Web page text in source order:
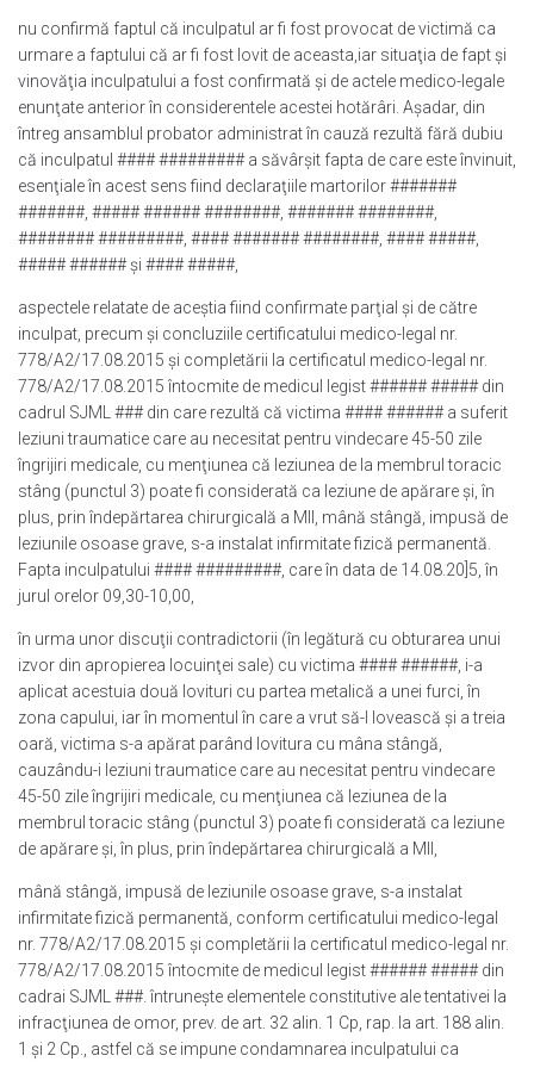
nu confirmă faptul că inculpatul ar fi fost provocat de victimă ca
urmare a faptului că ar fi fost lovit de aceasta,iar situaţia de fapt şi
vinovăţia inculpatului a fost confirmată şi de actele medico-legale
enunţate anterior în considerentele acestei hotărâri. Aşadar, din
întreg ansamblul probator administrat în cauză rezultă fără dubiu
că inculpatul #### ######### a săvârşit fapta de care este învinuit,
esenţiale în acest sens fiind declaraţiile martorilor #######
#######, ##### ###### ########, ####### ########,
######## #########, #### ####### ########, #### #####,
##### ###### şi #### #####,
aspectele relatate de aceştia fiind confirmate parţial şi de către
inculpat, precum şi concluziile certificatului medico-legal nr.
778/A2/17.08.2015 şi completării la certificatul medico-legal nr.
778/A2/17.08.2015 întocmite de medicul legist ###### ##### din
cadrul SJML ### din care rezultă că victima #### ###### a suferit
leziuni traumatice care au necesitat pentru vindecare 45-50 zile
îngrijiri medicale, cu menţiunea că leziunea de la membrul toracic
stâng (punctul 3) poate fi considerată ca leziune de apărare şi, în
plus, prin îndepărtarea chirurgicală a MII, mână stângă, impusă de
leziunile osoase grave, s-a instalat infirmitate fizică permanentă.
Fapta inculpatului #### #########, care în data de 14.08.20]5, în
jurul orelor 09,30-10,00,
în urma unor discuţii contradictorii (în legătură cu obturarea unui
izvor din apropierea locuinţei sale) cu victima #### ######, i-a
aplicat acestuia două lovituri cu partea metalică a unei furci, în
zona capului, iar în momentul în care a vrut să-l lovească şi a treia
oară, victima s-a apărat parând lovitura cu mâna stângă,
cauzându-i leziuni traumatice care au necesitat pentru vindecare
45-50 zile îngrijiri medicale, cu menţiunea că leziunea de la
membrul toracic stâng (punctul 3) poate fi considerată ca leziune
de apărare şi, în plus, prin îndepărtarea chirurgicală a MII,
mână stângă, impusă de leziunile osoase grave, s-a instalat
infirmitate fizică permanentă, conform certificatului medico-legal
nr. 778/A2/17.08.2015 şi completării la certificatul medico-legal nr.
778/A2/17.08.2015 întocmite de medicul legist ###### ##### din
cadrai SJML ###. întruneşte elementele constitutive ale tentativei la
infracţiunea de omor, prev. de art. 32 alin. 1 Cp, rap. la art. 188 alin.
1 şi 2 Cp., astfel că se impune condamnarea inculpatului ca